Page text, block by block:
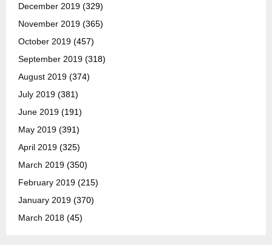
December 2019 (329)
November 2019 (365)
October 2019 (457)
September 2019 (318)
August 2019 (374)
July 2019 (381)
June 2019 (191)
May 2019 (391)
April 2019 (325)
March 2019 (350)
February 2019 (215)
January 2019 (370)
March 2018 (45)